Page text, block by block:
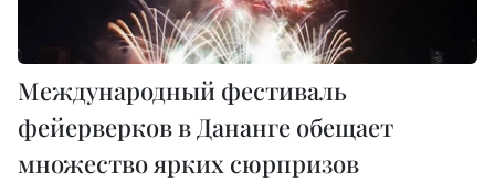
Международный фестиваль
фейерверков в Дананге обещает
множество ярких сюрпризов